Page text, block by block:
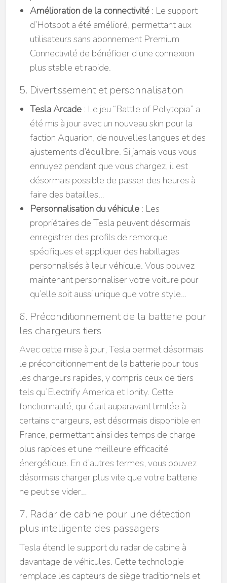
Amélioration de la connectivité: Le support
d’Hotspot a été amélioré, permettant aux
utilisateurs sans abonnement Premium
Connectivité de bénéficier d’une connexion
plus stable et rapide.
5. Divertissement et personnalisation
Tesla Arcade: Le jeu “Battle of Polytopia” a
été mis à jour avec un nouveau skin pour la
faction Aquarion, de nouvelles langues et des
ajustements d’équilibre. Si jamais vous vous
ennuyez pendant que vous chargez, il est
désormais possible de passer des heures à
faire des batailles…
Personnalisation du véhicule: Les
propriétaires de Tesla peuvent désormais
enregistrer des profils de remorque
spécifiques et appliquer des habillages
personnalisés à leur véhicule. Vous pouvez
maintenant personnaliser votre voiture pour
qu’elle soit aussi unique que votre style…
6. Préconditionnement de la batterie pour
les chargeurs tiers
Avec cette mise à jour, Tesla permet désormais
le préconditionnement de la batterie pour tous
les chargeurs rapides, y compris ceux de tiers
tels qu’Electrify America et Ionity. Cette
fonctionnalité, qui était auparavant limitée à
certains chargeurs, est désormais disponible en
France, permettant ainsi des temps de charge
plus rapides et une meilleure efficacité
énergétique. En d’autres termes, vous pouvez
désormais charger plus vite que votre batterie
ne peut se vider…
7. Radar de cabine pour une détection
plus intelligente des passagers
Tesla étend le support du radar de cabine à
davantage de véhicules. Cette technologie
remplace les capteurs de siège traditionnels et